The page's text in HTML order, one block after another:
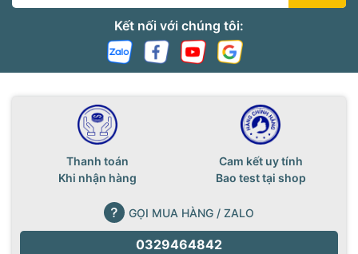
Kết nối với chúng tôi:
Thanh toán
Khi nhận hàng
Cam kết uy tính
Bao test tại shop
GỌI MUA HÀNG / ZALO
0329464842